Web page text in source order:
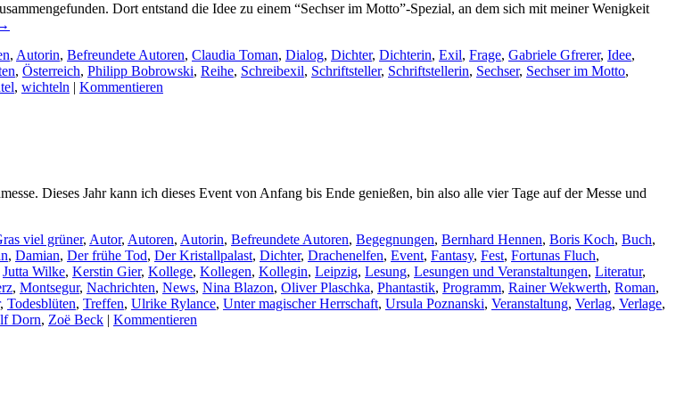
Dort entstand die Idee zu einem “Sechser im Motto”-Spezial, an dem sich mit meiner Wenigkeit
, Autorin, Befreundete Autoren, Claudia Toman, Dialog, Dichter, Dichterin, Exil, Frage, Gabriele Gfrerer, Idee,
, Österreich, Philipp Bobrowski, Reihe, Schreibexil, Schriftsteller, Schriftstellerin, Sechser, Sechser im Motto,
, wichteln | Kommentieren
Dieses Jahr kann ich dieses Event von Anfang bis Ende genießen, bin also alle vier Tage auf der Messe und
viel grüner, Autor, Autoren, Autorin, Befreundete Autoren, Begegnungen, Bernhard Hennen, Boris Koch, Buch,
, Damian, Der frühe Tod, Der Kristallpalast, Dichter, Drachenelfen, Event, Fantasy, Fest, Fortunas Fluch,
Jutta Wilke, Kerstin Gier, Kollege, Kollegen, Kollegin, Leipzig, Lesung, Lesungen und Veranstaltungen, Literatur,
, Montsegur, Nachrichten, News, Nina Blazon, Oliver Plaschka, Phantastik, Programm, Rainer Wekwerth, Roman,
, Todesblüten, Treffen, Ulrike Rylance, Unter magischer Herrschaft, Ursula Poznanski, Veranstaltung, Verlag, Verlage,
Dorn, Zoë Beck | Kommentieren